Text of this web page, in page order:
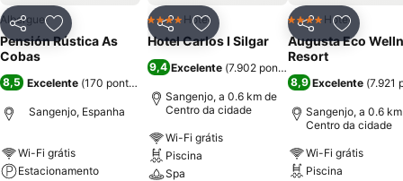
PartilharAdicionar aos favoritos
Albergue
Pensión Rústica As
Cobas
8,5 Excelente (170 pontuações
Sangenjo, Espanha
Wi-Fi grátis
Estacionamento
PartilharAdicionar aos favoritos
4 EstrelasHotel
Hotel Carlos I Silgar
9,4 Excelente (7.902 pontuações
Sangenjo, a 0.6 km de
Centro da cidade
Wi-Fi grátis
Piscina
Spa
Partilhar
4 EstrelasHotel
Augusta Eco
Resort
8,9 Excelente (7.921
Sangenjo, a 0.6
Centro da cidade
Wi-Fi grátis
Piscina